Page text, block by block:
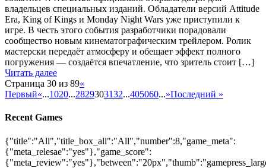
владельцев специальных изданий. Обладатели версий Attitude
Era, King of Kings и Monday Night Wars уже приступили к
игре. В честь этого события разработчики порадовали
сообщество новым кинематографическим трейлером. Ролик
мастерски передаёт атмосферу и обещает эффект полного
погружения — создаётся впечатление, что зритель стоит […]
Читать далее
Страница 30 из 89«
Первый«...1020...2829303132...405060...»Последний »
Recent Games
{"title":"All","title_box_all":"All","number":8,"game_meta":
{"meta_relesae":"yes"},"game_score":